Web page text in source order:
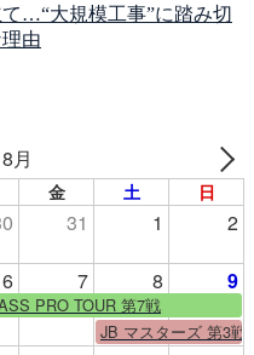
…“大規模工事”に踏み切
由
月
金 土 日
31 1 2
6 7 8 9
PRO TOUR 第7戦
JB マスターズ 第3戦